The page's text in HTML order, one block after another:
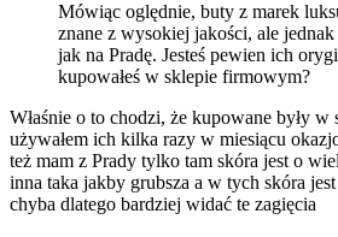
Mówiąc oględnie, buty z marek
znane z wysokiej jakości, ale jednak
jak na Pradę. Jesteś pewien ich
kupowałeś w sklepie firmowym?
Właśnie o to chodzi, że kupowane były
używałem ich kilka razy w miesiącu
też mam z Prady tylko tam skóra jest o
inna taka jakby grubsza a w tych skóra
chyba dlatego bardziej widać te zagięcia